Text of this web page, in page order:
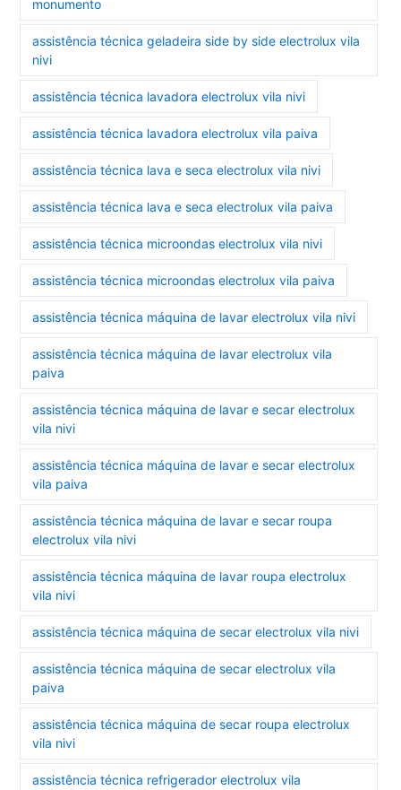
monumento
assistência técnica geladeira side by side electrolux vila
nivi
assistência técnica lavadora electrolux vila nivi
assistência técnica lavadora electrolux vila paiva
assistência técnica lava e seca electrolux vila nivi
assistência técnica lava e seca electrolux vila paiva
assistência técnica microondas electrolux vila nivi
assistência técnica microondas electrolux vila paiva
assistência técnica máquina de lavar electrolux vila nivi
assistência técnica máquina de lavar electrolux vila
paiva
assistência técnica máquina de lavar e secar electrolux
vila nivi
assistência técnica máquina de lavar e secar electrolux
vila paiva
assistência técnica máquina de lavar e secar roupa
electrolux vila nivi
assistência técnica máquina de lavar roupa electrolux
vila nivi
assistência técnica máquina de secar electrolux vila nivi
assistência técnica máquina de secar electrolux vila
paiva
assistência técnica máquina de secar roupa electrolux
vila nivi
assistência técnica refrigerador electrolux vila